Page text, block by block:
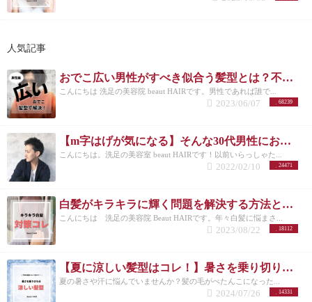
人気記事
おでこ広い男性がすべき似合う髪型とは？不向きなメンズスタイルも紹介！
こんにちは 洗足の美容院 beaut HAIRです。男性であれば誰で...
68239
2023/06/07
【m字はげが気になる】そんな30代男性におすすめの髪型3選！
こんにちは。洗足の美容室 beaut HAIRです！以前いらっしゃた...
24471
2022/02/10
白髪がキラキラに輝く問題を解決する方法とは？白髪を活かしたカラーも紹介
こんにちは 洗足の美容院 Beaut HAIRです。年々白髪に悩まさ...
18112
2023/08/22
【夏に涼しい髪型はコレ！】暑さを乗り切りたいメンズさんにオススメの髪型とは？
夏の暑さや汗に悩んでいませんか？髪の毛がぺたんこになった...
14331
2024/07/26